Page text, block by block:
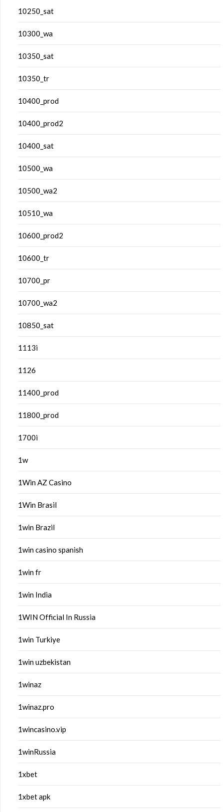
10250_sat
10300_wa
10350_sat
10350_tr
10400_prod
10400_prod2
10400_sat
10500_wa
10500_wa2
10510_wa
10600_prod2
10600_tr
10700_pr
10700_wa2
10850_sat
1113i
1126
11400_prod
11800_prod
1700i
1w
1Win AZ Casino
1Win Brasil
1win Brazil
1win casino spanish
1win fr
1win India
1WIN Official In Russia
1win Turkiye
1win uzbekistan
1winaz
1winaz.pro
1wincasino.vip
1winRussia
1xbet
1xbet apk